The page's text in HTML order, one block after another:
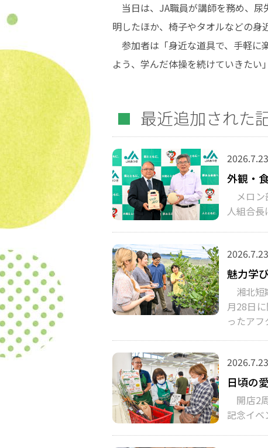
当日は、JA職員が講師を務め、尿
明したほか、椅子やタオルなどの身
参加者は「身近な道具で、手軽に
よう、学んだ体操を続けていきたい
最近追加された
2026.7.23
外観・
メロン
人組合長
2026.7.23
魅力学
湘北短
月28日
ったアフ
2026.7.23
日頃の
開店2
記念イベ